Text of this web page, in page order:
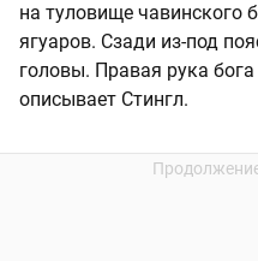
на туловище чавинского
ягуаров. Сзади из-под
головы. Правая рука
описывает Стингл.